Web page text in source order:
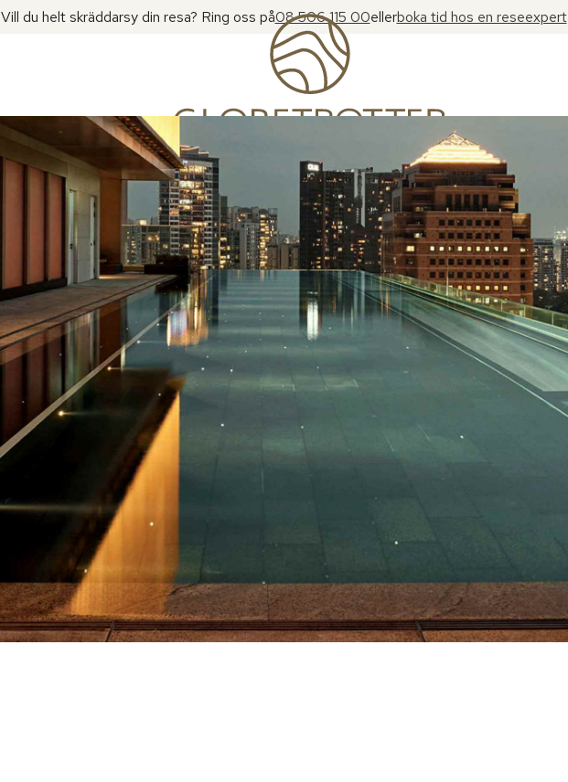
Vill du helt skräddarsy din resa? Ring oss på08 506 115 00ellerboka tid hos en reseexpert